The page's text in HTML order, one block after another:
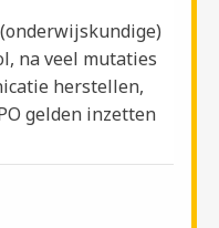
na veel mutaties
herstellen,
gelden inzetten